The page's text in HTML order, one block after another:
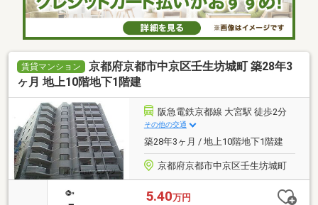
賃貸マンション
京都府京都市中京区壬生坊城町 築28年3
ヶ月 地上10階地下1階建
阪急電鉄京都線 大宮駅 徒歩2分
その他の交通
築28年3ヶ月 / 地上10階地下1階建
京都府京都市中京区壬生坊城町
5.40万円